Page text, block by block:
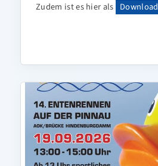
Zudem ist es hier als Download